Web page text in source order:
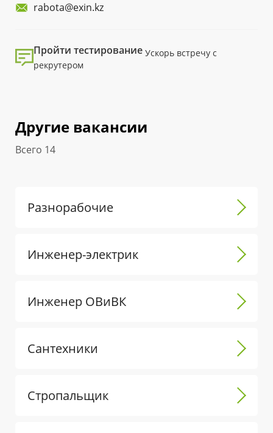
rabota@exin.kz
Пройти тестирование Ускорь встречу с
рекрутером
Другие вакансии
Всего 14
Разнорабочие
Инженер-электрик
Инженер ОВиВК
Сантехники
Стропальщик